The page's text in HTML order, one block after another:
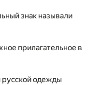
знак называли
прилагательное в
русской одежды